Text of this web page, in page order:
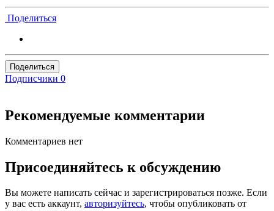
Поделиться
Поделиться
Подписчики 0
Рекомендуемые комментарии
Комментариев нет
Присоединяйтесь к обсуждению
Вы можете написать сейчас и зарегистрироваться позже. Если
у вас есть аккаунт, авторизуйтесь, чтобы опубликовать от